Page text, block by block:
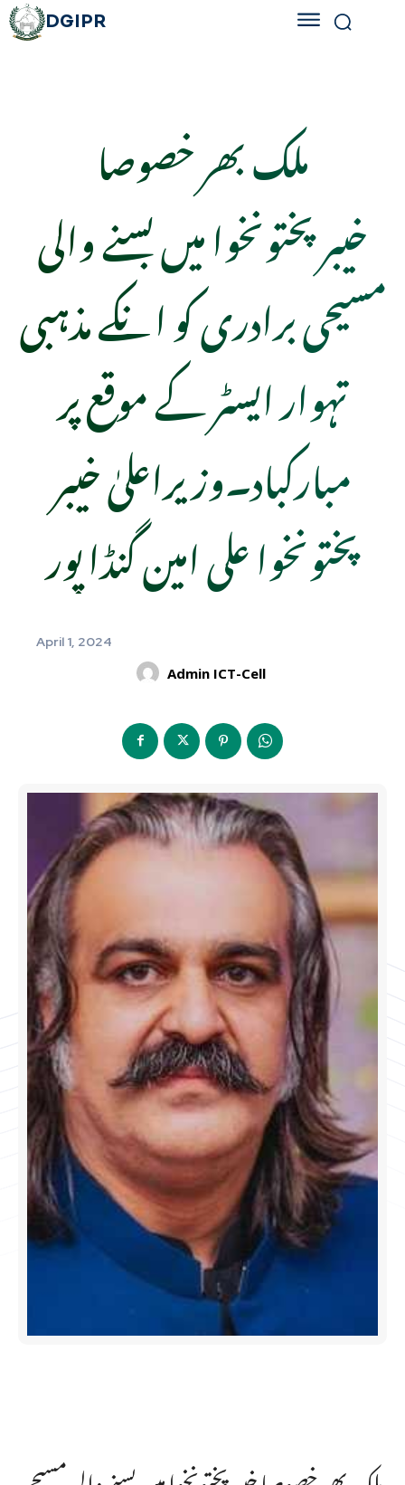
DGIPR
ملک بھر خصوصا
خیبرپختونخوا میں بسنے والی
مسیحی برادری کو انکے مذہبی
تہوار ایسٹر کے موقع پر
مبارکباد۔وزیراعلیٰ خیبر
پختونخوا علی امین گنڈا پور
April 1, 2024
Admin ICT-Cell